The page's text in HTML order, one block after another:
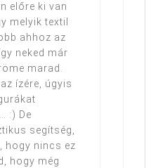
előre ki van
melyik textil
ahhoz az
neked már
marad.
ízére, úgyis
:) De
segítség,
hogy nincs ez
hogy még